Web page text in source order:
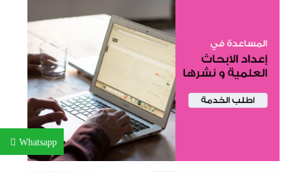
Whatsapp